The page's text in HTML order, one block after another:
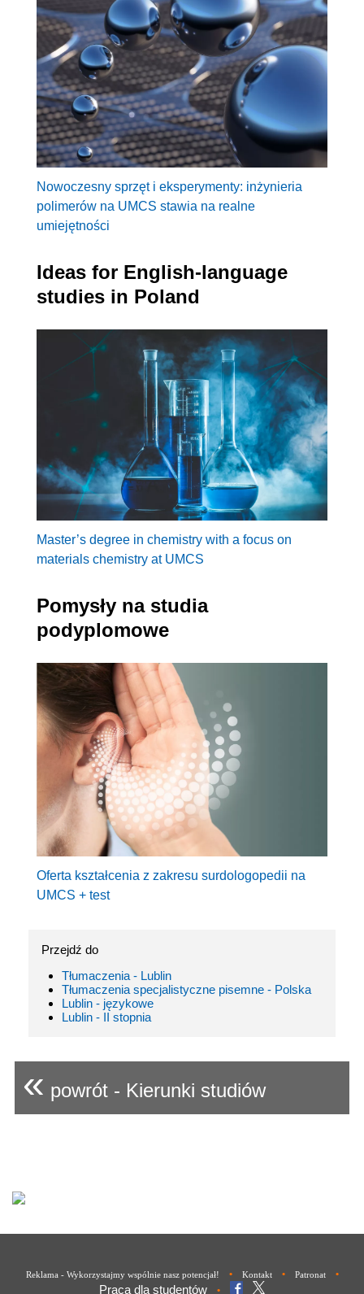
Nowoczesny sprzęt i eksperymenty: inżynieria
polimerów na UMCS stawia na realne
umiejętności
Ideas for English-language
studies in Poland
Master’s degree in chemistry with a focus on
materials chemistry at UMCS
Pomysły na studia
podyplomowe
Oferta kształcenia z zakresu surdologopedii na
UMCS + test
Przejdź do
Tłumaczenia - Lublin
Tłumaczenia specjalistyczne pisemne - Polska
Lublin - językowe
Lublin - II stopnia
« powrót - Kierunki studiów
Reklama - Wykorzystajmy wspólnie nasz potencjał! • Kontakt • Patronat •
Praca dla studentów •